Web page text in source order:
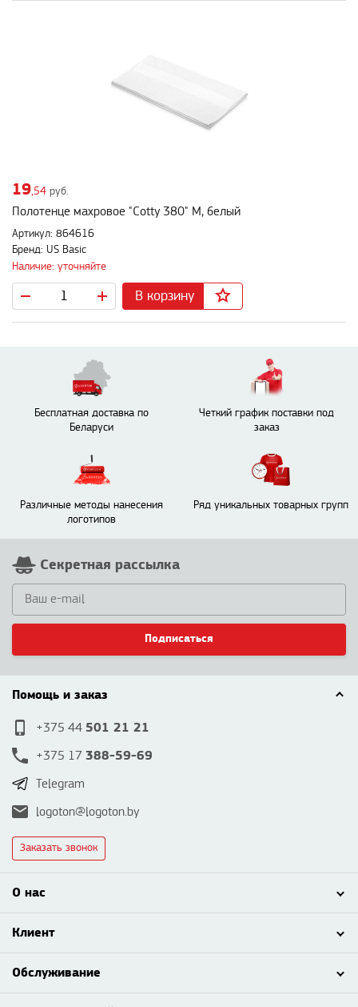
19,54 руб.
Полотенце махровое "Cotty 380" M, белый
Артикул: 864616
Бренд: US Basic
Наличие: уточняйте
В корзину
Бесплатная доставка по
Беларуси
Четкий график поставки под
заказ
Различные методы нанесения
логотипов
Ряд уникальных товарных групп
Секретная рассылка
Подписаться
Помощь и заказ
+375 44 501 21 21
+375 17 388-59-69
Telegram
logoton@logoton.by
Заказать звонок
О нас
Клиент
Обслуживание